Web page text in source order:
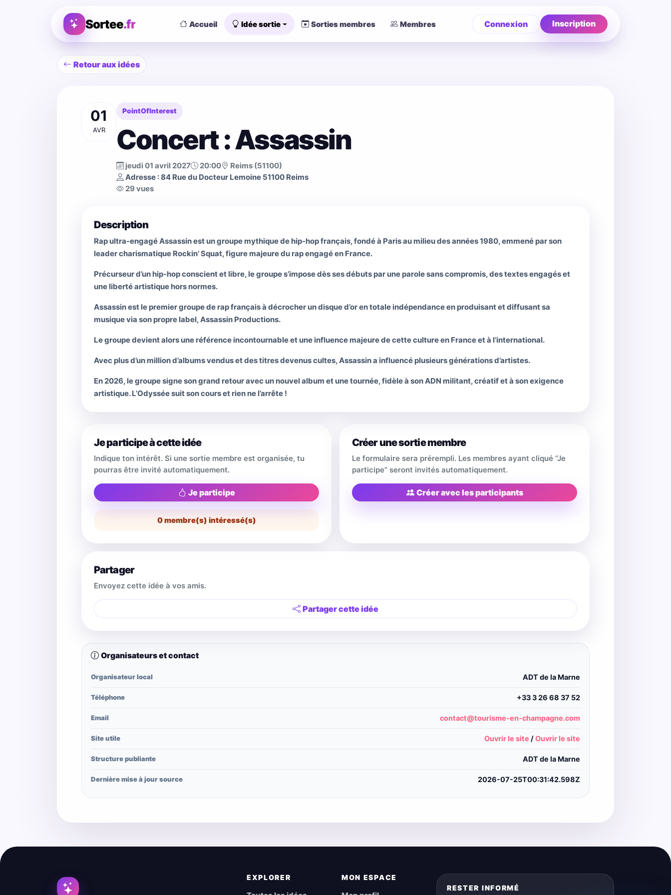
Sortee.fr Connexion Inscription
Accueil Idée sortie Sorties membres Membres
Retour aux idées
01
AVR
PointOfInterest
Concert : Assassin
jeudi 01 avril 2027 20:00
Reims (51100)
Adresse : 84 Rue du Docteur Lemoine 51100 Reims
29 vues
Description
Rap ultra-engagé Assassin est un groupe mythique de hip-hop français, fondé à Paris au milieu des années 1980, emmené par son
leader charismatique Rockin’ Squat, figure majeure du rap engagé en France.
Précurseur d’un hip-hop conscient et libre, le groupe s’impose dès ses débuts par une parole sans compromis, des textes engagés et
une liberté artistique hors normes.
Assassin est le premier groupe de rap français à décrocher un disque d’or en totale indépendance en produisant et diffusant sa
musique via son propre label, Assassin Productions.
Le groupe devient alors une référence incontournable et une influence majeure de cette culture en France et à l’international.
Avec plus d’un million d’albums vendus et des titres devenus cultes, Assassin a influencé plusieurs générations d’artistes.
En 2026, le groupe signe son grand retour avec un nouvel album et une tournée, fidèle à son ADN militant, créatif et à son exigence
artistique. L’Odyssée suit son cours et rien ne l’arrête !
Je participe à cette idée
Indique ton intérêt. Si une sortie membre est organisée, tu
pourras être invité automatiquement.
Je participe
0membre(s) intéressé(s)
Créer une sortie membre
Le formulaire sera prérempli. Les membres ayant cliqué “Je
participe” seront invités automatiquement.
Créer avec les participants
Partager
Envoyez cette idée à vos amis.
Partager cette idée
Organisateurs et contact
Organisateur local ADT de la Marne
Téléphone +33 3 26 68 37 52
Email contact@tourisme-en-champagne.com
Site utile Ouvrir le site /Ouvrir le site
Structure publiante ADT de la Marne
Dernière mise à jour source 2026-07-25T00:31:42.598Z
EXPLORER MON ESPACE
RESTER INFORMÉ